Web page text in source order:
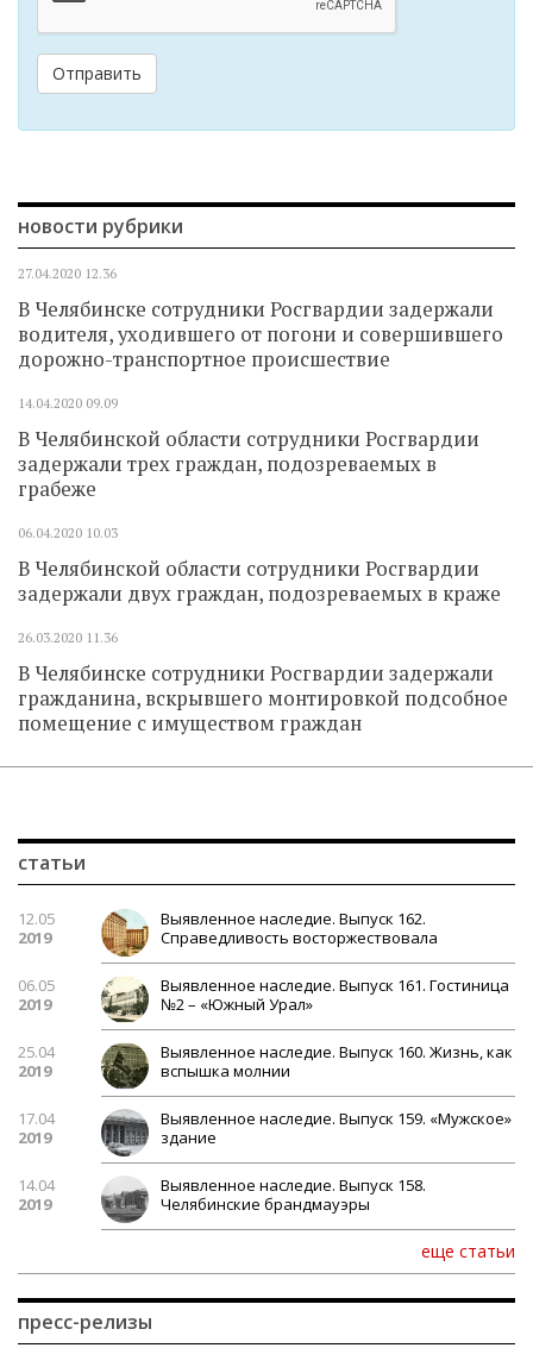
Отправить
новости рубрики
27.04.2020 12.36
В Челябинске сотрудники Росгвардии задержали
водителя, уходившего от погони и совершившего
дорожно-транспортное происшествие
14.04.2020 09.09
В Челябинской области сотрудники Росгвардии
задержали трех граждан, подозреваемых в
грабеже
06.04.2020 10.03
В Челябинской области сотрудники Росгвардии
задержали двух граждан, подозреваемых в краже
26.03.2020 11.36
В Челябинске сотрудники Росгвардии задержали
гражданина, вскрывшего монтировкой подсобное
помещение с имуществом граждан
статьи
12.05
2019
Выявленное наследие. Выпуск 162.
Справедливость восторжествовала
06.05
2019
Выявленное наследие. Выпуск 161. Гостиница
№2 – «Южный Урал»
25.04
2019
Выявленное наследие. Выпуск 160. Жизнь, как
вспышка молнии
17.04
2019
Выявленное наследие. Выпуск 159. «Мужское»
здание
14.04
2019
Выявленное наследие. Выпуск 158.
Челябинские брандмауэры
еще статьи
пресс-релизы